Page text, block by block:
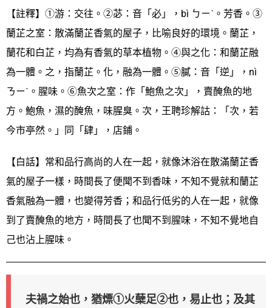
【註釋】①游：交往。②苾：音「必」，bì ㄅㄧˋ。芳香。③
蘭芷之室：散滿蘭芷香氣的屋子，比喻良好的環境。蘭芷，
蘭花和白芷，均為有香氣的草本植物。④與之化：和蘭芷融
為一體。之，指蘭芷。化，融為一體。⑤膩：音「逆」，nì
ㄋㄧˋ。腥味。⑥魚次之室：作「鮑魚之次」，賣醃魚的地
方。鮑魚，濕的醃魚，味腥臭。次，王聘珍解詁：「次，若
今市亭然。」同「肆」，店鋪。
【白話】常和品行高尚的人在一起，就像沐浴在散滿蘭芷香
氣的屋子一樣，時間長了便聞不到香味，不知不覺就和蘭芷
香氣融為一體，也變得芳香；和品行低劣的人在一起，就像
到了賣醃魚的地方，時間長了也聞不到腥味，不知不覺地自
己也沾上腥味。
夫禍之始也，猶熛①火蘖足②也，易止也；及其